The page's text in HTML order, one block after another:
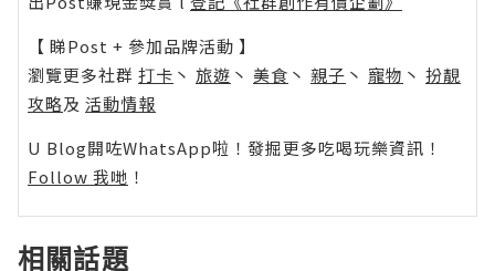
【 睇Post + 參加品牌活動 】
瀏覽更多社群 打卡 丶 旅遊 丶 美食 丶 親子 丶 寵物 丶 扮靚
攻略及 活動情報
U Blog開咗WhatsApp啦！發掘更多吃喝玩樂資訊！
Follow 我哋 ！
相關話題